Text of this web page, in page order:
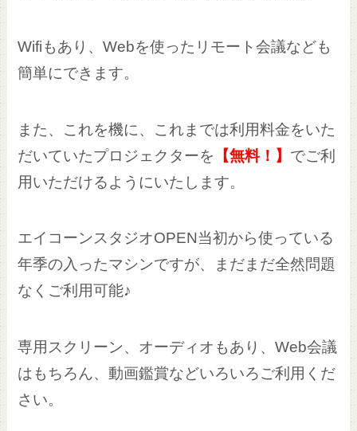
Wifiもあり、Webを使ったリモート会議なども
簡単にできます。
また、これを機に、これまでは利用料金をいた
だいていたプロジェクターを
【無料！】 でご利
用いただけるようにいたします。
エイコーンスタジオOPEN当初から使っている
年季の入ったマシンですが、まだまだ全然問題
なくご利用可能♪
専用スクリーン、オーディオもあり、Web会議
はもちろん、動画鑑賞などいろいろご利用くだ
さい。